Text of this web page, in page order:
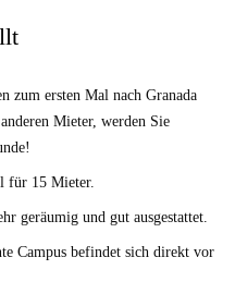
zum ersten Mal nach Granada
Mieter, werden Sie
für 15 Mieter.
geräumig und gut ausgestattet.
Campus befindet sich direkt vor